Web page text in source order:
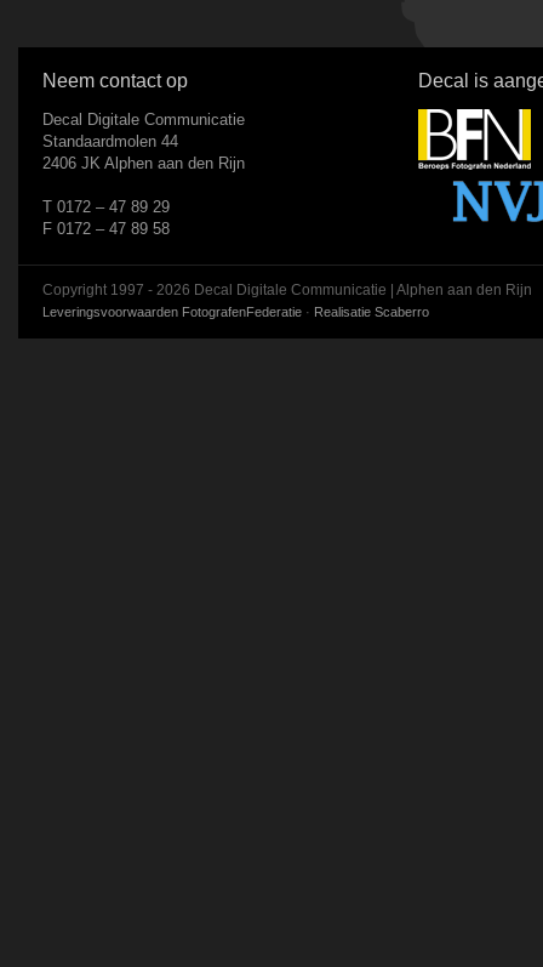
Neem contact op
Decal Digitale Communicatie
Standaardmolen 44
2406 JK Alphen aan den Rijn
T 0172 – 47 89 29
F 0172 – 47 89 58
Decal is
Copyright 1997 - 2026 Decal Digitale Communicatie | Alphen aan den Rijn
Leveringsvoorwaarden FotografenFederatie · Realisatie Scaberro